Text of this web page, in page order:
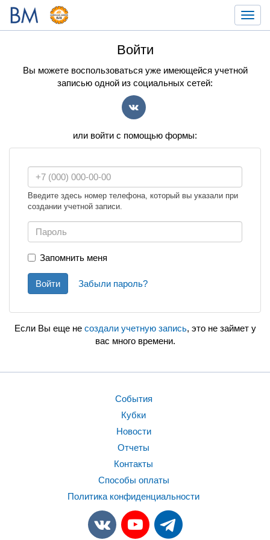
Войти
Вы можете воспользоваться уже имеющейся учетной
записью одной из социальных сетей:
или войти с помощью формы:
Введите здесь номер телефона, который вы указали при
создании учетной записи.
Запомнить меня
Войти Забыли пароль?
Если Вы еще не создали учетную запись, это не займет у
вас много времени.
События
Кубки
Новости
Отчеты
Контакты
Способы оплаты
Политика конфиденциальности